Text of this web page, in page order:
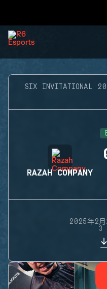
SIX INVITATIONAL
RAZAH COMPANY
2025年2
3